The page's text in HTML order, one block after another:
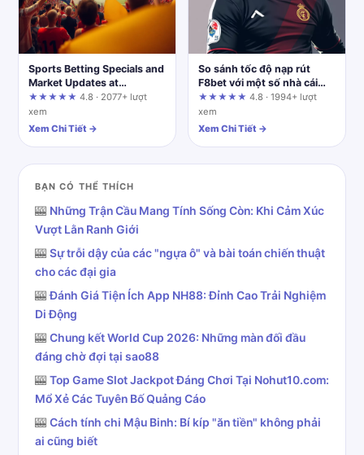
Sports Betting Specials and
Market Updates at
i1king88.com: A Balanced
Review
★★★★★ 4.8 · 2077+ lượt
xem
Xem Chi Tiết →
So sánh tốc độ nạp rút
F8bet với một số nhà cái
khác
★★★★★ 4.8 · 1994+ lượt
xem
Xem Chi Tiết →
BẠN CÓ THỂ THÍCH
🎰 Những Trận Cầu Mang Tính Sống Còn: Khi Cảm Xúc
Vượt Lằn Ranh Giới
🎰 Sự trỗi dậy của các "ngựa ô" và bài toán chiến thuật
cho các đại gia
🎰Đánh Giá Tiện Ích App NH88: Đỉnh Cao Trải Nghiệm
Di Động
🎰 Chung kết World Cup 2026: Những màn đối đầu
đáng chờ đợi tại sao88
🎰 Top Game Slot Jackpot Đáng Chơi Tại Nohut10.com:
Mổ Xẻ Các Tuyên Bố Quảng Cáo
🎰 Cách tính chi Mậu Binh: Bí kíp "ăn tiền" không phải
ai cũng biết